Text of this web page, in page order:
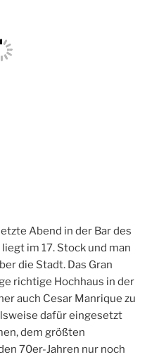
Abend in der Bar des
im 17. Stock und man
die Stadt. Das Gran
richtige Hochhaus in der
auch Cesar Manrique zu
dafür eingesetzt
dem größten
70er-Jahren nur noch